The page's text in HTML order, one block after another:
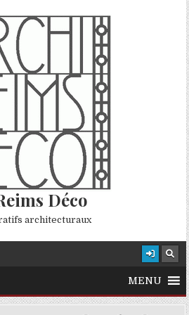
Déco
architecturaux
MENU